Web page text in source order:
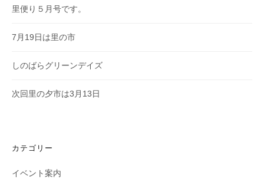
里便り５月号です。
7月19日は里の市
しのばらグリーンデイズ
次回里の夕市は3月13日
カテゴリー
イベント案内